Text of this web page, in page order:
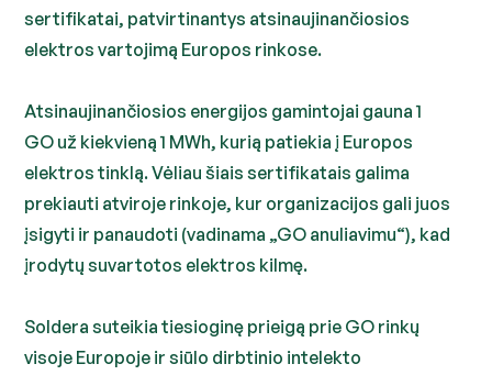
sertifikatai, patvirtinantys atsinaujinančiosios
elektros vartojimą Europos rinkose.
Atsinaujinančiosios energijos gamintojai gauna 1
GO už kiekvieną 1 MWh, kurią patiekia į Europos
elektros tinklą. Vėliau šiais sertifikatais galima
prekiauti atviroje rinkoje, kur organizacijos gali juos
įsigyti ir panaudoti (vadinama „GO anuliavimu“), kad
įrodytų suvartotos elektros kilmę.
Soldera suteikia tiesioginę prieigą prie GO rinkų
visoje Europoje ir siūlo dirbtinio intelekto